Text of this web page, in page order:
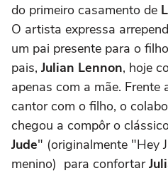
do primeiro casamento de
O artista expressa
um pai presente para o
pais, Julian Lennon, hoje
apenas com a mãe.
cantor com o filho, o
chegou a compôr o
Jude" (originalmente "Hey
menino) para confortar